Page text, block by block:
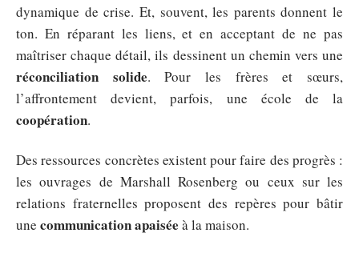
dynamique de crise. Et, souvent, les parents donnent le
ton. En réparant les liens, et en acceptant de ne pas
maîtriser chaque détail, ils dessinent un chemin vers une
réconciliation solide. Pour les frères et sœurs,
l’affrontement devient, parfois, une école de la
coopération.
Des ressources concrètes existent pour faire des progrès :
les ouvrages de Marshall Rosenberg ou ceux sur les
relations fraternelles proposent des repères pour bâtir
une communication apaisée à la maison.